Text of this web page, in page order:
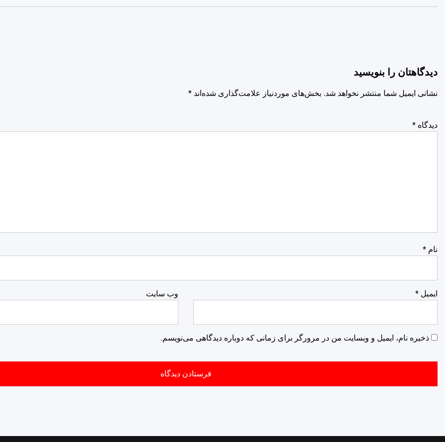
دیدگاهتان را بنویسید
نشانی ایمیل شما منتشر نخواهد شد. بخش‌های موردنیاز علامت‌گذاری شده‌اند *
دیدگاه *
نام *
ایمیل * وب‌ سایت
ذخیره نام، ایمیل و وبسایت من در مرورگر برای زمانی که دوباره دیدگاهی می‌نویسم.